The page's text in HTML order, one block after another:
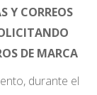
Y CORREOS
DE MARCA
durante el